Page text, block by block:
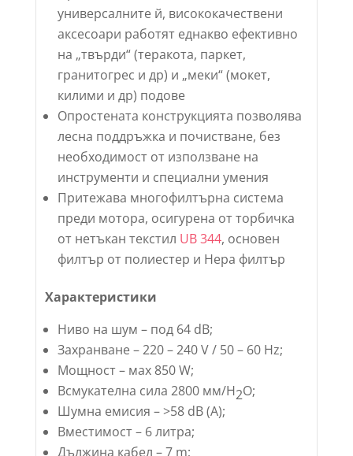
универсалните й, висококачествени
аксесоари работят еднакво ефективно
на „твърди“ (теракота, паркет,
гранитогрес и др) и „меки“ (мокет,
килими и др) подове
Опростената конструкцията позволява
лесна поддръжка и почистване, без
необходимост от използване на
инструменти и специални умения
Притежава многофилтърна система
преди мотора, осигурена от торбичка
от нетъкан текстил UB 344, oсновен
филтър от полиестер и Hepa филтър
Характеристики
Ниво на шум – под 64 dB;
Захранване – 220 – 240 V / 50 – 60 Hz;
Мощност – мах 850 W;
Всмукателна сила 2800 мм/Н2О;
Шумна емисия – >58 dB (A);
Вместимост – 6 литра;
Дължина кабел – 7 m;